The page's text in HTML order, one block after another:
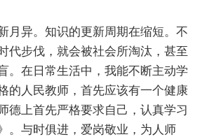
异。知识的更新周期在缩短。不
代步伐，就会被社会所淘汰，甚至
。在日常生活中，我能不断主动学
的人民教师，首先应该有一个健康
德上首先严格要求自己，认真学习
。与时俱进，爱岗敬业，为人师